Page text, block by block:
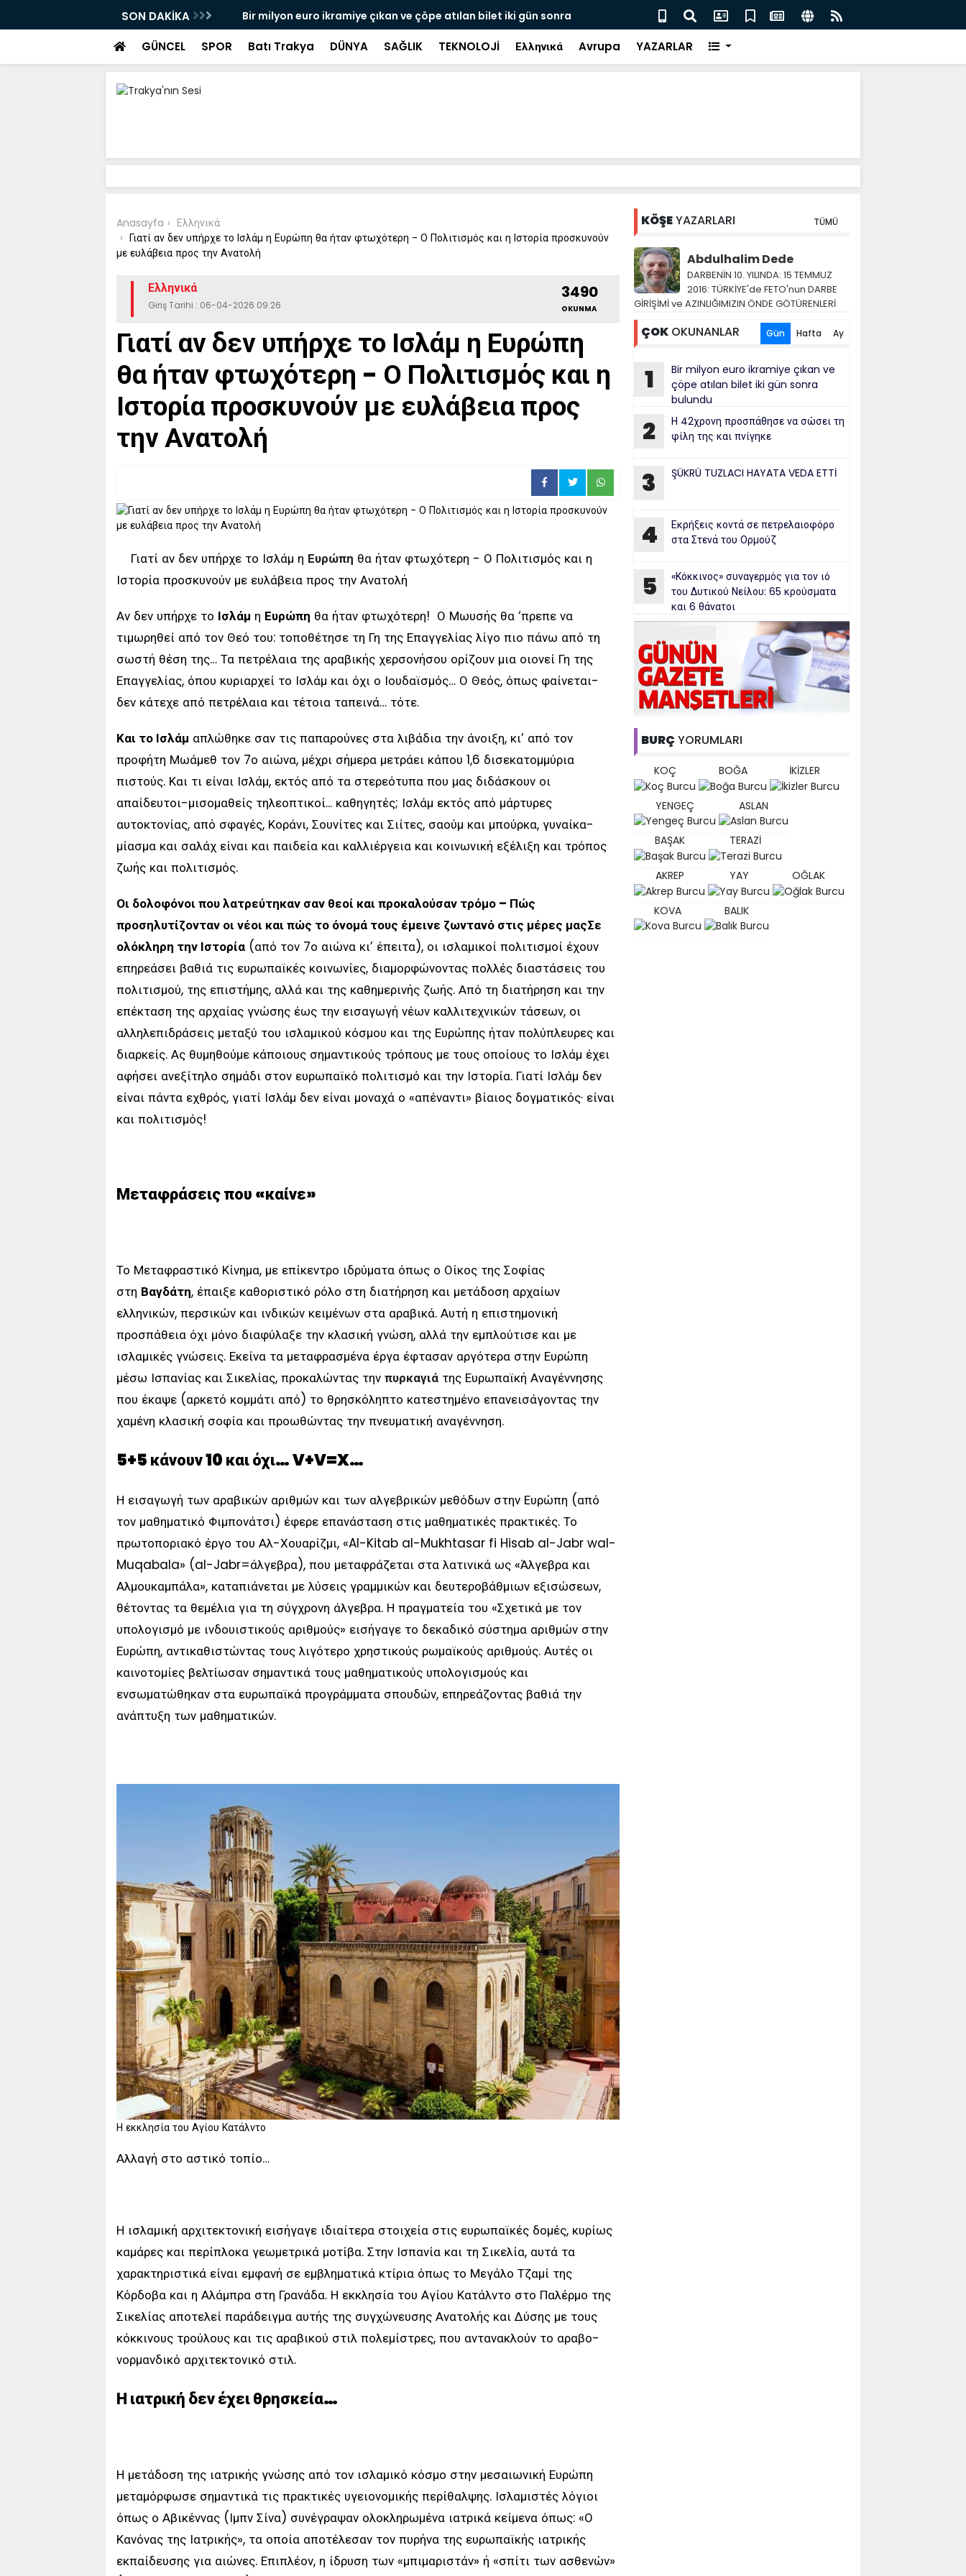
SON DAKİKA
Bir milyon euro ikramiye çıkan ve çöpe atılan bilet iki gün sonra
bulundu
Salah transferi için İngiliz medyası ne diyor?
GÜNCEL SPOR Batı Trakya DÜNYA SAĞLIK TEKNOLOJİ Ελληνικά Avrupa YAZARLAR
Anasayfa
Ελληνικά
Γιατί αν δεν υπήρχε το Ισλάμ η Ευρώπη θα ήταν φτωχότερη - Ο Πολιτισμός και η Ιστορία προσκυνούν
με ευλάβεια προς την Ανατολή
Ελληνικά
Giriş Tarihi : 06-04-2026 09:26
3490
OKUNMA
Γιατί αν δεν υπήρχε το Ισλάμ η Ευρώπη
θα ήταν φτωχότερη - Ο Πολιτισμός και η
Ιστορία προσκυνούν με ευλάβεια προς
την Ανατολή
Γιατί αν δεν υπήρχε το Ισλάμ η Ευρώπη θα ήταν φτωχότερη - Ο Πολιτισμός και η
Ιστορία προσκυνούν με ευλάβεια προς την Ανατολή
Αν δεν υπήρχε το Ισλάμ η Ευρώπη θα ήταν φτωχότερη! Ο Μωυσής θα ‘πρεπε να
τιμωρηθεί από τον Θεό του: τοποθέτησε τη Γη της Επαγγελίας λίγο πιο πάνω από τη
σωστή θέση της… Τα πετρέλαια της αραβικής χερσονήσου ορίζουν μια οιονεί Γη της
Επαγγελίας, όπου κυριαρχεί το Ισλάμ και όχι ο Ιουδαϊσμός… Ο Θεός, όπως φαίνεται-
δεν κάτεχε από πετρέλαια και τέτοια ταπεινά… τότε.
Και το Ισλάμ απλώθηκε σαν τις παπαρούνες στα λιβάδια την άνοιξη, κι’ από τον
προφήτη Μωάμεθ τον 7ο αιώνα, μέχρι σήμερα μετράει κάπου 1,6 δισεκατομμύρια
πιστούς. Και τι είναι Ισλάμ, εκτός από τα στερεότυπα που μας διδάσκουν οι
απαίδευτοι-μισομαθείς τηλεοπτικοί... καθηγητές; Ισλάμ εκτός από μάρτυρες
αυτοκτονίας, από σφαγές, Κοράνι, Σουνίτες και Σιίτες, σαούμ και μπούρκα, γυναίκα-
μίασμα και σαλάχ είναι και παιδεία και καλλιέργεια και κοινωνική εξέλιξη και τρόπος
ζωής και πολιτισμός.
Οι δολοφόνοι που λατρεύτηκαν σαν θεοί και προκαλούσαν τρόμο – Πώς
προσηλυτίζονταν οι νέοι και πώς το όνομά τους έμεινε ζωντανό στις μέρες μαςΣε
ολόκληρη την Ιστορία (από τον 7ο αιώνα κι’ έπειτα), οι ισλαμικοί πολιτισμοί έχουν
επηρεάσει βαθιά τις ευρωπαϊκές κοινωνίες, διαμορφώνοντας πολλές διαστάσεις του
πολιτισμού, της επιστήμης, αλλά και της καθημερινής ζωής. Από τη διατήρηση και την
επέκταση της αρχαίας γνώσης έως την εισαγωγή νέων καλλιτεχνικών τάσεων, οι
αλληλεπιδράσεις μεταξύ του ισλαμικού κόσμου και της Ευρώπης ήταν πολύπλευρες και
διαρκείς. Ας θυμηθούμε κάποιους σημαντικούς τρόπους με τους οποίους το Ισλάμ έχει
αφήσει ανεξίτηλο σημάδι στον ευρωπαϊκό πολιτισμό και την Ιστορία. Γιατί Ισλάμ δεν
είναι πάντα εχθρός, γιατί Ισλάμ δεν είναι μοναχά ο «απέναντι» βίαιος δογματικός· είναι
και πολιτισμός!
Μεταφράσεις που «καίνε»
Το Μεταφραστικό Κίνημα, με επίκεντρο ιδρύματα όπως ο Οίκος της Σοφίας
στη Βαγδάτη, έπαιξε καθοριστικό ρόλο στη διατήρηση και μετάδοση αρχαίων
ελληνικών, περσικών και ινδικών κειμένων στα αραβικά. Αυτή η επιστημονική
προσπάθεια όχι μόνο διαφύλαξε την κλασική γνώση, αλλά την εμπλούτισε και με
ισλαμικές γνώσεις. Εκείνα τα μεταφρασμένα έργα έφτασαν αργότερα στην Ευρώπη
μέσω Ισπανίας και Σικελίας, προκαλώντας την πυρκαγιά της Ευρωπαϊκή Αναγέννησης
που έκαψε (αρκετό κομμάτι από) το θρησκόληπτο κατεστημένο επανεισάγοντας την
χαμένη κλασική σοφία και προωθώντας την πνευματική αναγέννηση.
5+5 κάνουν 10 και όχι… V+V=X…
Η εισαγωγή των αραβικών αριθμών και των αλγεβρικών μεθόδων στην Ευρώπη (από
τον μαθηματικό Φιμπονάτσι) έφερε επανάσταση στις μαθηματικές πρακτικές. Το
πρωτοποριακό έργο του Αλ-Χουαρίζμι, «Al-Kitab al-Mukhtasar fi Hisab al-Jabr wal-
Muqabala» (al-Jabr=άλγεβρα), που μεταφράζεται στα λατινικά ως «Άλγεβρα και
Αλμουκαμπάλα», καταπιάνεται με λύσεις γραμμικών και δευτεροβάθμιων εξισώσεων,
θέτοντας τα θεμέλια για τη σύγχρονη άλγεβρα. Η πραγματεία του «Σχετικά με τον
υπολογισμό με ινδουιστικούς αριθμούς» εισήγαγε το δεκαδικό σύστημα αριθμών στην
Ευρώπη, αντικαθιστώντας τους λιγότερο χρηστικούς ρωμαϊκούς αριθμούς. Αυτές οι
καινοτομίες βελτίωσαν σημαντικά τους μαθηματικούς υπολογισμούς και
ενσωματώθηκαν στα ευρωπαϊκά προγράμματα σπουδών, επηρεάζοντας βαθιά την
ανάπτυξη των μαθηματικών.
Η εκκλησία του Αγίου Κατάλντο
Αλλαγή στο αστικό τοπίο…
Η ισλαμική αρχιτεκτονική εισήγαγε ιδιαίτερα στοιχεία στις ευρωπαϊκές δομές, κυρίως
καμάρες και περίπλοκα γεωμετρικά μοτίβα. Στην Ισπανία και τη Σικελία, αυτά τα
χαρακτηριστικά είναι εμφανή σε εμβληματικά κτίρια όπως το Μεγάλο Τζαμί της
Κόρδοβα και η Αλάμπρα στη Γρανάδα. Η εκκλησία του Αγίου Κατάλντο στο Παλέρμο της
Σικελίας αποτελεί παράδειγμα αυτής της συγχώνευσης Ανατολής και Δύσης με τους
κόκκινους τρούλους και τις αραβικού στιλ πολεμίστρες, που αντανακλούν το αραβο-
νορμανδικό αρχιτεκτονικό στιλ.
Η ιατρική δεν έχει θρησκεία…
Η μετάδοση της ιατρικής γνώσης από τον ισλαμικό κόσμο στην μεσαιωνική Ευρώπη
μεταμόρφωσε σημαντικά τις πρακτικές υγειονομικής περίθαλψης. Ισλαμιστές λόγιοι
όπως ο Αβικέννας (Ιμπν Σίνα) συνέγραψαν ολοκληρωμένα ιατρικά κείμενα όπως: «Ο
Κανόνας της Ιατρικής», τα οποία αποτέλεσαν τον πυρήνα της ευρωπαϊκής ιατρικής
εκπαίδευσης για αιώνες. Επιπλέον, η ίδρυση των «μπιμαριστάν» ή «σπίτι των ασθενών»
KÖŞEYAZARLARI TÜMÜ
Abdulhalim Dede
DARBENİN 10. YILINDA: 15 TEMMUZ
2016: TÜRKİYE'de FETO'nun DARBE
GİRİŞİMİ ve AZINLIĞIMIZIN ÖNDE GÖTÜRENLERİ
ÇOK OKUNANLAR Gün Hafta Ay
1
Bir milyon euro ikramiye çıkan ve
çöpe atılan bilet iki gün sonra
bulundu
2
Η 42χρονη προσπάθησε να σώσει τη
φίλη της και πνίγηκε
3 ŞÜKRÜ TUZLACI HAYATA VEDA ETTİ
4
Εκρήξεις κοντά σε πετρελαιοφόρο
στα Στενά του Ορμούζ
5
«Κόκκινος» συναγερμός για τον ιό
του Δυτικού Νείλου: 65 κρούσματα
και 6 θάνατοι
BURÇ YORUMLARI
KOÇ BOĞA İKİZLER
YENGEÇ ASLAN
BAŞAK TERAZİ
AKREP YAY OĞLAK
KOVA BALIK